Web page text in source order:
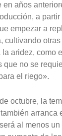
en años
a
empezar a
cultivando
la aridez, como
que no se
el riego».
octubre, la
arranca
al menos